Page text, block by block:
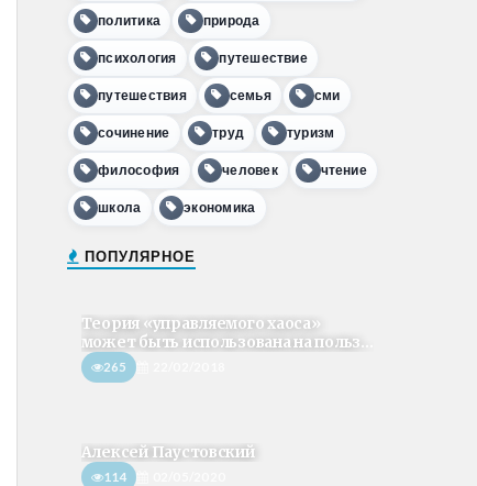
политика природа
психология путешествие
путешествия семья сми
сочинение труд туризм
философия человек чтение
школа экономика
ПОПУЛЯРНОЕ
Теория «управляемого хаоса»
может быть использована на польз...
265
Алексей Паустовский
114